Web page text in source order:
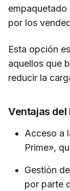
por los
Esta opción
aquellos que
reducir la
Ventajas del
Acceso a
Prime»,
Gestión
por parte